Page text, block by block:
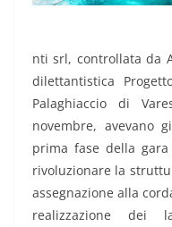
nti srl, controllata da
dilettantistica
Palaghiaccio di
novembre, avevano
prima fase della
rivoluzionare la
assegnazione alla
realizzazione dei